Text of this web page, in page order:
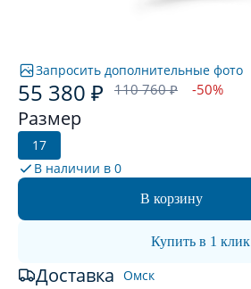
Запросить дополнительные фото
55 380 ₽ 110 760 ₽ -50%
Размер
17
В наличии в 0
В корзину
Купить в 1 клик
Доставка Омск